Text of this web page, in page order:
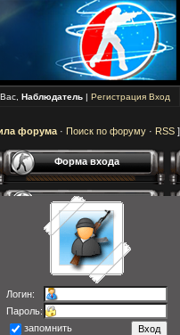
Наблюдатель | Регистрация Вход
форума · Поиск по форуму · RSS ]
Форма входа
Логин:
Пароль:
запомнить